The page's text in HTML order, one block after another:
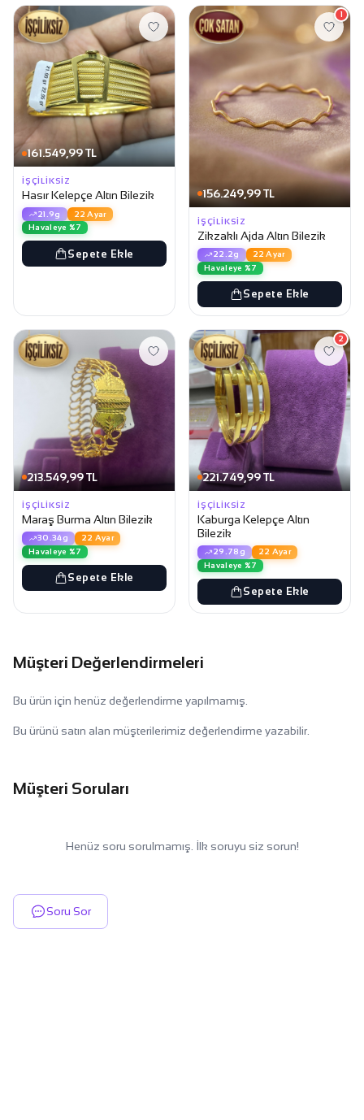
161.549,99 TL
İŞÇILIKSIZ
Hasır Kelepçe Altın Bilezik
21.9g
22 Ayar
Havaleye %7
Sepete Ekle
156.249,99 TL
1
İŞÇILIKSIZ
Zikzaklı Ajda Altın Bilezik
22.2g
22 Ayar
Havaleye %7
Sepete Ekle
213.549,99 TL
İŞÇILIKSIZ
Maraş Burma Altın Bilezik
30.34g
22 Ayar
Havaleye %7
Sepete Ekle
221.749,99 TL
2
İŞÇILIKSIZ
Kaburga Kelepçe Altın
Bilezik
29.78g
22 Ayar
Havaleye %7
Sepete Ekle
Müşteri Değerlendirmeleri
Bu ürün için henüz değerlendirme yapılmamış.
Bu ürünü satın alan müşterilerimiz değerlendirme yazabilir.
Müşteri Soruları
Henüz soru sorulmamış. İlk soruyu siz sorun!
Soru Sor